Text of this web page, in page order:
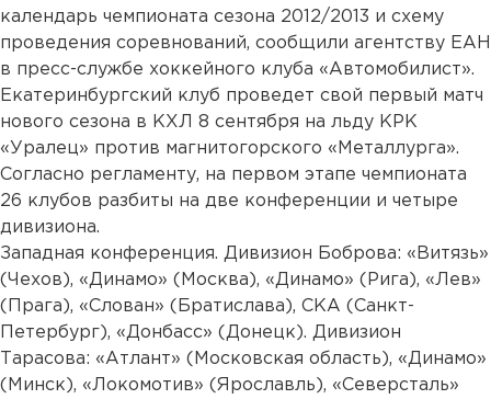
календарь чемпионата сезона 2012/2013 и схему
проведения соревнований, сообщили агентству ЕАН
в пресс-службе хоккейного клуба «Автомобилист».
Екатеринбургский клуб проведет свой первый матч
нового сезона в КХЛ 8 сентября на льду КРК
«Уралец» против магнитогорского «Металлурга».
Согласно регламенту, на первом этапе чемпионата
26 клубов разбиты на две конференции и четыре
дивизиона.
Западная конференция. Дивизион Боброва: «Витязь»
(Чехов), «Динамо» (Москва), «Динамо» (Рига), «Лев»
(Прага), «Слован» (Братислава), СКА (Санкт-
Петербург), «Донбасс» (Донецк). Дивизион
Тарасова: «Атлант» (Московская область), «Динамо»
(Минск), «Локомотив» (Ярославль), «Северсталь»